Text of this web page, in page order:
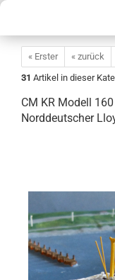
« Erster « zurück
31 Artikel in dieser
CM KR Modell
Norddeutscher